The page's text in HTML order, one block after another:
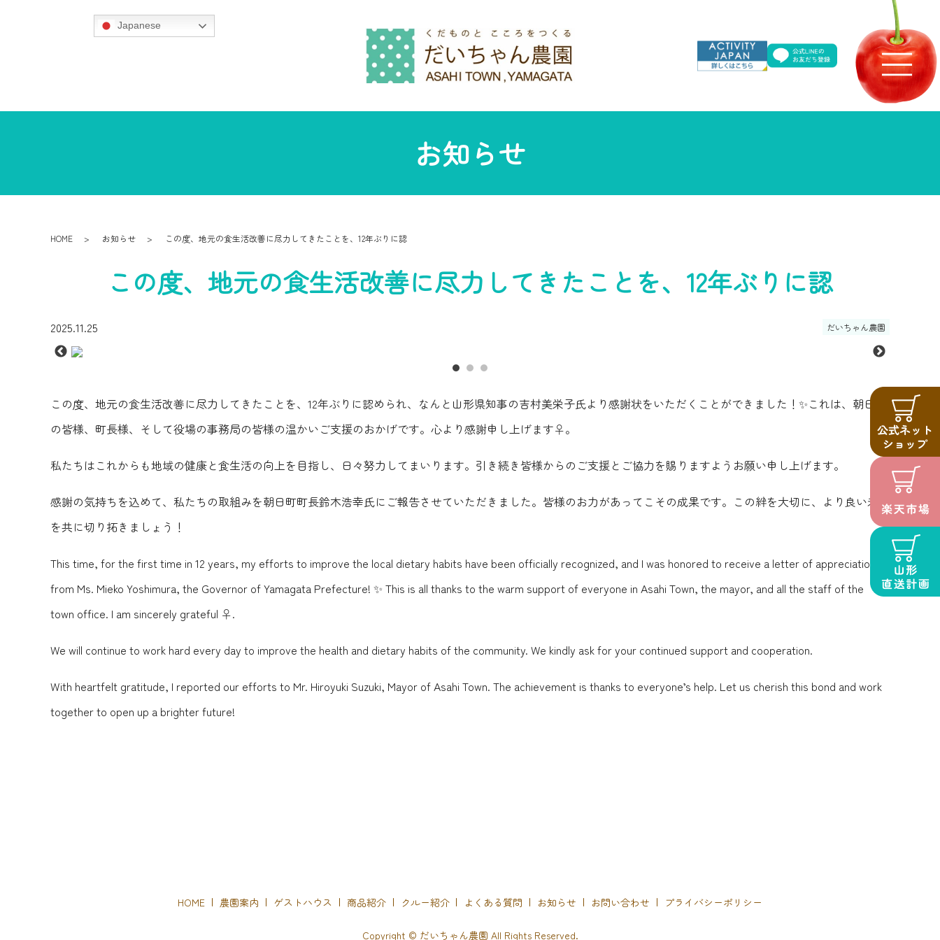
Japanese
お知らせ
HOME お知らせ この度、地元の食生活改善に尽力してきたことを、12年ぶりに認
この度、地元の食生活改善に尽力してきたことを、12年ぶりに認
2025.11.25 だいちゃん農園
この度、地元の食生活改善に尽力してきたことを、12年ぶりに認められ、なんと山形県知事の吉村美栄子氏より感謝状をいただくことができました！✨これは、朝日町
の皆様、町長様、そして役場の事務局の皆様の温かいご支援のおかげです。心より感謝申し上げます‍♀️。
私たちはこれからも地域の健康と食生活の向上を目指し、日々努力してまいります。引き続き皆様からのご支援とご協力を賜りますようお願い申し上げます。
感謝の気持ちを込めて、私たちの取組みを朝日町町長鈴木浩幸氏にご報告させていただきました。皆様のお力があってこその成果です。この絆を大切に、より良い未来
を共に切り拓きましょう！
This time, for the first time in 12 years, my efforts to improve the local dietary habits have been officially recognized, and I was honored to receive a letter of appreciation
from Ms. Mieko Yoshimura, the Governor of Yamagata Prefecture! ✨ This is all thanks to the warm support of everyone in Asahi Town, the mayor, and all the staff of the
town office. I am sincerely grateful ‍♀️.
We will continue to work hard every day to improve the health and dietary habits of the community. We kindly ask for your continued support and cooperation.
With heartfelt gratitude, I reported our efforts to Mr. Hiroyuki Suzuki, Mayor of Asahi Town. The achievement is thanks to everyone’s help. Let us cherish this bond and work
together to open up a brighter future!
HOME 農園案内 ゲストハウス 商品紹介 クルー紹介 よくある質問 お知らせ お問い合わせ プライバシーポリシー
Copyright © だいちゃん農園 All Rights Reserved.